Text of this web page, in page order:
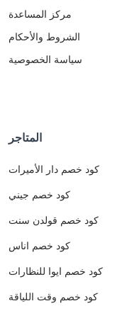
مركز المساعدة
الشروط والأحكام
سياسة الخصوصية
المتاجر
كود خصم دار الأميرات
كود خصم جيني
كود خصم قولدن سنت
كود خصم اناس
كود خصم ايوا للنظارات
كود خصم وقت اللياقة